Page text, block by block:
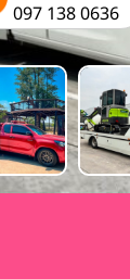
097 138 0636